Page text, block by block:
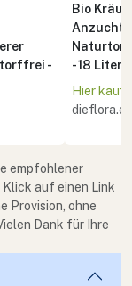
-
Bio
Naturton
- 18 Liter
Hier
dieflora.eu
empfohlener
Klick auf einen Link
Provision, ohne
Dank für Ihre